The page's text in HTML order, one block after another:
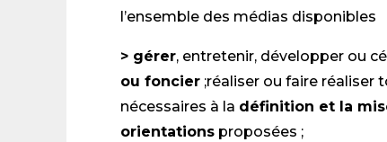
l’ensemble des médias disponibles
> gérer, entretenir, développer ou
ou foncier ;réaliser ou faire réaliser
nécessaires à la définition et la
orientations proposées ;